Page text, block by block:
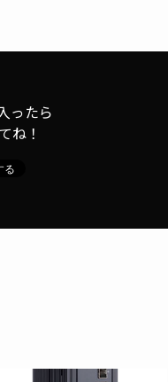
ったら
ね！